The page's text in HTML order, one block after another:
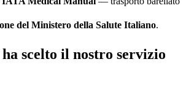
del Ministero della Salute Italiano.
scelto il nostro servizio